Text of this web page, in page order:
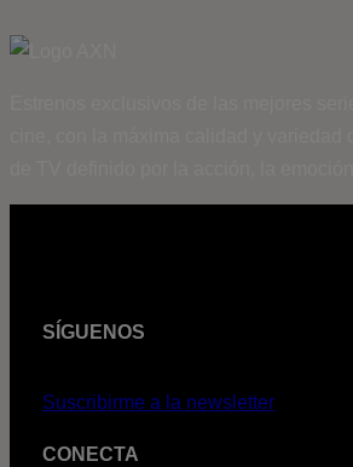
SÍGUENOS
Suscribirme a la newsletter
CONECTA